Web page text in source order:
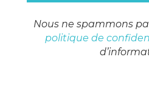
Nous ne spammons
politique de